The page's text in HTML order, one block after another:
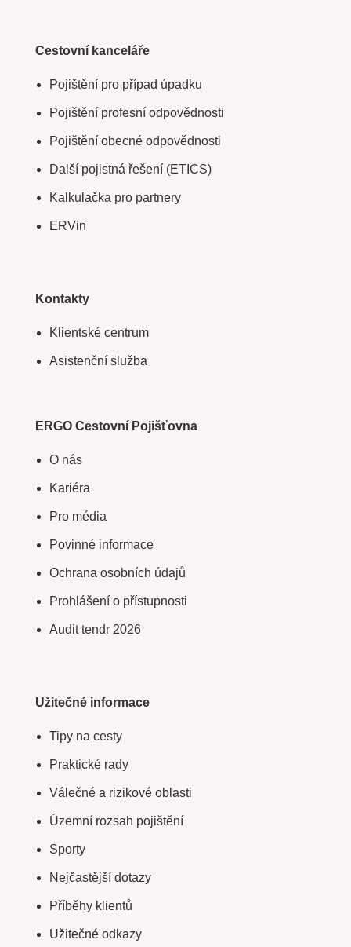
Cestovní kanceláře
Pojištění pro případ úpadku
Pojištění profesní odpovědnosti
Pojištění obecné odpovědnosti
Další pojistná řešení (ETICS)
Kalkulačka pro partnery
ERVin
Kontakty
Klientské centrum
Asistenční služba
ERGO Cestovní Pojišťovna
O nás
Kariéra
Pro média
Povinné informace
Ochrana osobních údajů
Prohlášení o přístupnosti
Audit tendr 2026
Užitečné informace
Tipy na cesty
Praktické rady
Válečné a rizikové oblasti
Územní rozsah pojištění
Sporty
Nejčastější dotazy
Příběhy klientů
Užitečné odkazy